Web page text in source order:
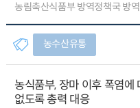
농림축산식품부 방역정책국 방
농수산유통
농식품부, 장마 이후 폭염에
없도록 총력 대응